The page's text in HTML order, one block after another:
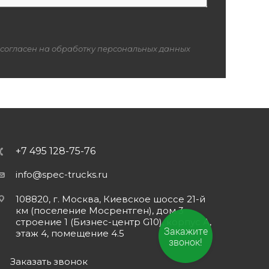
на обработку персональных данных
+7 495 128-75-76
info@spec-trucks.ru
108820, г. Москва, Киевское шоссе 21-й
км (поселение Мосрентген), дом 3
строение 1 (Бизнес-центр G10), корпус А,
этаж 4, помещение 4.5
Заказать звонок
Закажите
звонок!